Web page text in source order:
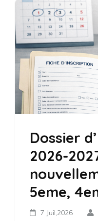
Dossier
2026-
5eme,
7 Juil,2026